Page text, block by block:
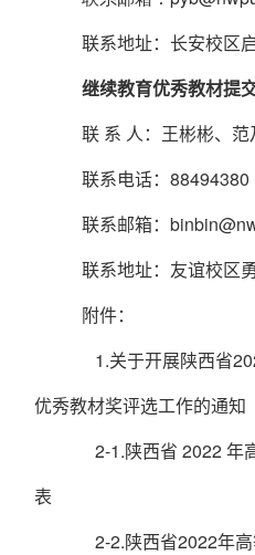
联系地址：长安校区
继续教育优秀教材提
联 系 人：王彬彬、范
联系电话： 88494380
联系邮箱：
联系地址：友谊校区
附件：
1.关于开展陕西省
优秀教材奖评选工作的通知
2-1.陕西省 2022 年
表
2-2.陕西省2022年